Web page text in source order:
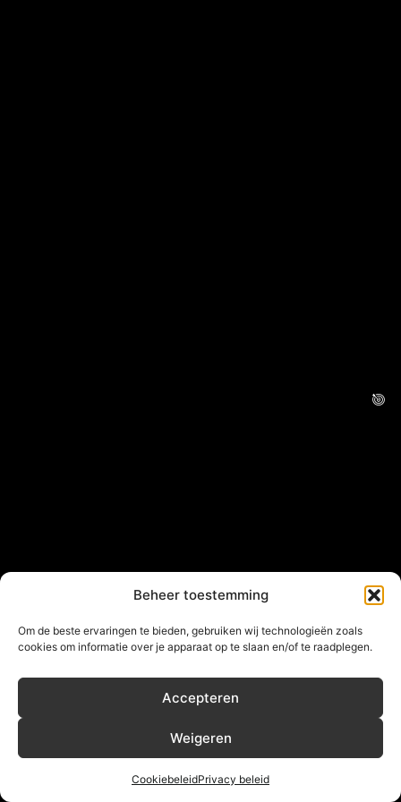
Beheer toestemming
Om de beste ervaringen te bieden, gebruiken wij technologieën zoals
cookies om informatie over je apparaat op te slaan en/of te raadplegen.
Accepteren
Weigeren
CookiebeleidPrivacy beleid